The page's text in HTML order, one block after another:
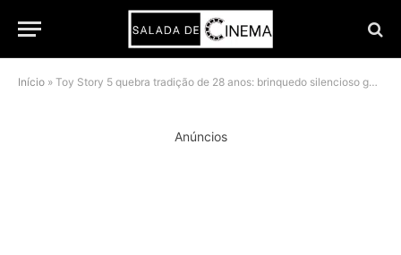
Início » Toy Story 5 quebra tradição de 28 anos: brinquedo silencioso ganha voz em novo filme
Anúncios